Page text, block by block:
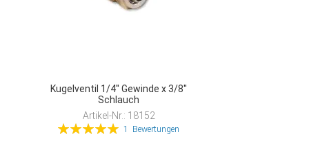
Kugelventil 1/4'' Gewinde x 3/8''
Schlauch
Artikel-Nr.: 18152
Bewertung:
1 Bewertungen